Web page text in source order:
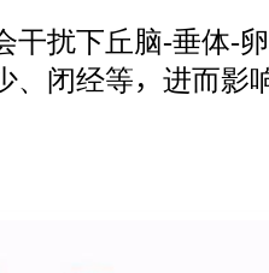
干扰下丘脑-垂体-
、闭经等，进而影